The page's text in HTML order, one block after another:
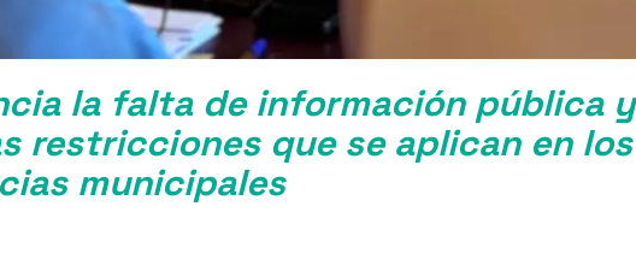
la falta de información pública y
restricciones que se aplican en los
municipales